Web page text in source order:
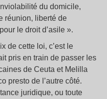
du domicile,
réunion, liberté de
le droit d’asile ».
de cette loi, c’est le
pris en train de passer les
de Ceuta et Melilla
presto de l’autre côté.
juridique, ou toute